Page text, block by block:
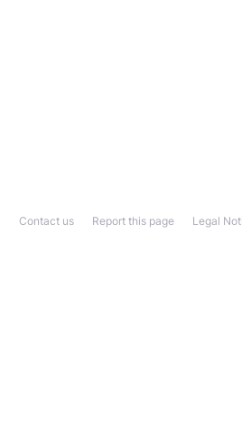
Legal
Report this page
Contact us